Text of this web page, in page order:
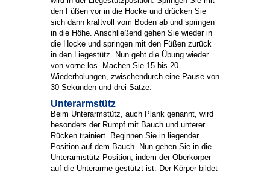
den Füßen vor in die Hocke und drücken Sie
sich dann kraftvoll vom Boden ab und springen
in die Höhe. Anschließend gehen Sie wieder in
die Hocke und springen mit den Füßen zurück
in den Liegestütz. Nun geht die Übung wieder
von vorne los. Machen Sie 15 bis 20
Wiederholungen, zwischendurch eine Pause von
30 Sekunden und drei Sätze.
Unterarmstütz
Beim Unterarmstütz, auch Plank genannt, wird
besonders der Rumpf mit Bauch und unterer
Rücken trainiert. Beginnen Sie in liegender
Position auf dem Bauch. Nun gehen Sie in die
Unterarmstütz-Position, indem der Oberkörper
auf die Unterarme gestützt ist. Der Körper bildet